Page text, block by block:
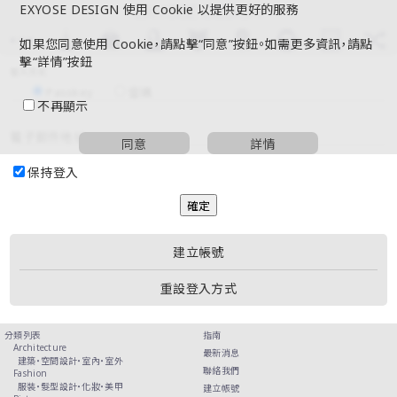
EXYOSE DESIGN 使用 Cookie 以提供更好的服務
如果您同意使用 Cookie，請點擊“同意”按鈕。如需更多資訊，請點
擊“詳情”按鈕
不再顯示
同意 詳情
電子郵件地址
保持登入
建立帳號
重設登入方式
分類列表
Architecture
建築・ 空間設計・ 室內・ 室外
Fashion
服裝・髮型設計・化妝・美甲
指南
最新消息
聯絡我們
建立帳號